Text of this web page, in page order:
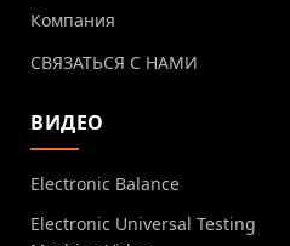
Компания
СВЯЗАТЬСЯ С НАМИ
ВИДЕО
Electronic Balance
Electronic Universal Testing